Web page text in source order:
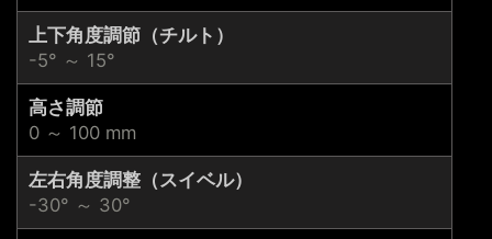
上下角度調節（チルト）
-5° ～ 15°
高さ調節
0 ～ 100 mm
左右角度調整（スイベル）
-30° ～ 30°